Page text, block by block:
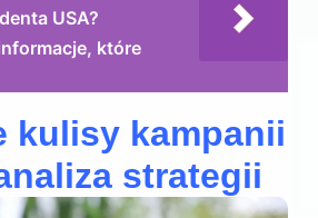
USA?
które
kulisy kampanii
strategii